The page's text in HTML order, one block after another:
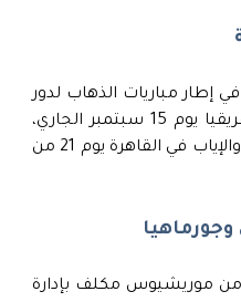
في إطار مباريات الذهاب لدور
الـ32 من بطولة دوري أبطال إفريقيا يوم 15 سبتمبر الجاري،
وستكون المباراة خارج القاهرة، والإياب في القاهرة يوم 21 من
موريشيوس مكلف بإدارة